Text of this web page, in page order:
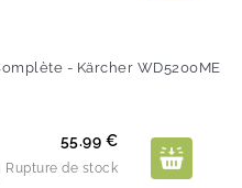
- Kärcher WD5200ME
Prix
55.99 €
Rupture de stock